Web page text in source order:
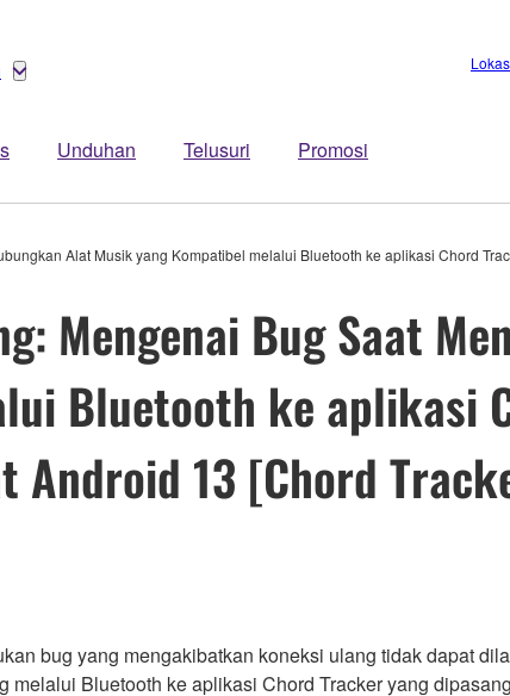
Unduhan Telusuri Promosi
Alat Musik yang Kompatibel melalui Bluetooth ke aplikasi Chord
Mengenai Bug Saat
Bluetooth ke aplikasi
Android 13 [Chord
bug yang mengakibatkan koneksi ulang tidak dapat
melalui Bluetooth ke aplikasi Chord Tracker yang